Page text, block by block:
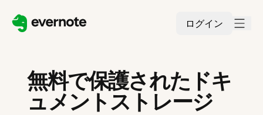
ログイン
無料で保護されたドキ
ュメントストレージ